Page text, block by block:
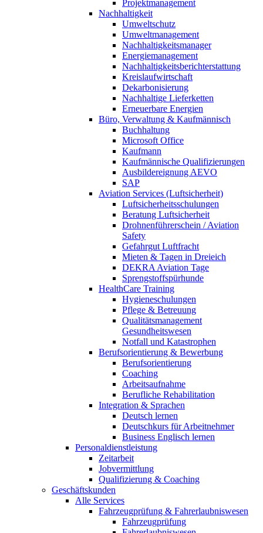
Projektmanagement
Nachhaltigkeit
Umweltschutz
Umweltmanagement
Nachhaltigkeitsmanager
Energiemanagement
Nachhaltigkeitsberichterstattung
Kreislaufwirtschaft
Dekarbonisierung
Nachhaltige Lieferketten
Erneuerbare Energien
Büro, Verwaltung & Kaufmännisch
Buchhaltung
Microsoft Office
Kaufmann
Kaufmännische Qualifizierungen
Ausbildereignung AEVO
SAP
Aviation Services (Luftsicherheit)
Luftsicherheitsschulungen
Beratung Luftsicherheit
Drohnenführerschein / Aviation
Safety
Gefahrgut Luftfracht
Mieten & Tagen in Dreieich
DEKRA Aviation Tage
Sprengstoffspürhunde
HealthCare Training
Hygieneschulungen
Pflege & Betreuung
Qualitätsmanagement
Gesundheitswesen
Notfall und Katastrophen
Berufsorientierung & Bewerbung
Berufsorientierung
Coaching
Arbeitsaufnahme
Berufliche Rehabilitation
Integration & Sprachen
Deutsch lernen
Deutschkurs für Arbeitnehmer
Business Englisch lernen
Personaldienstleistung
Zeitarbeit
Jobvermittlung
Qualifizierung & Coaching
Geschäftskunden
Alle Services
Fahrzeugprüfung & Fahrerlaubniswesen
Fahrzeugprüfung